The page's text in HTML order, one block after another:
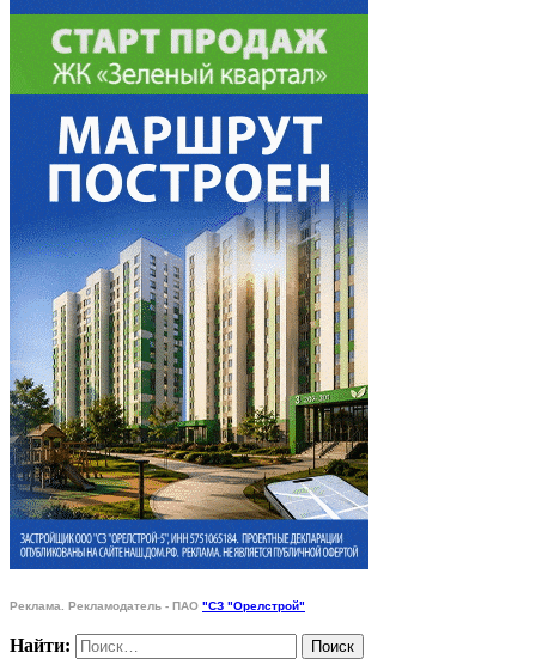
Реклама. Рекламодатель - ПАО "СЗ "Орелстрой"
Найти: